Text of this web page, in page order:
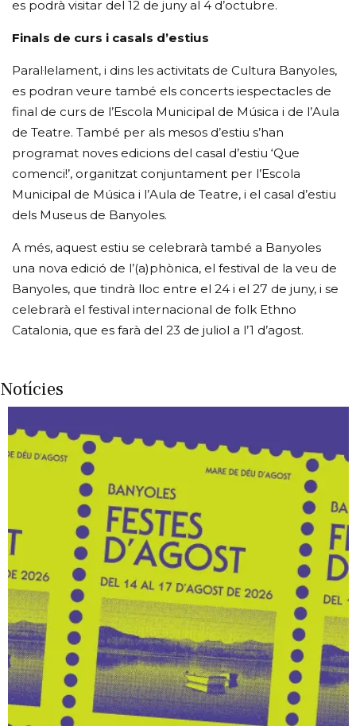
es podrà visitar del 12 de juny al 4 d’octubre.
Finals de curs i casals d’estius
Paral·lelament, i dins les activitats de Cultura Banyoles,
es podran veure també els concerts iespectacles de
final de curs de l’Escola Municipal de Música i de l’Aula
de Teatre. També per als mesos d’estiu s’han
programat noves edicions del casal d’estiu ‘Que
comenci!’, organitzat conjuntament per l’Escola
Municipal de Música i l’Aula de Teatre, i el casal d’estiu
dels Museus de Banyoles.
A més, aquest estiu se celebrarà també a Banyoles
una nova edició de l’(a)phònica, el festival de la veu de
Banyoles, que tindrà lloc entre el 24 i el 27 de juny, i se
celebrarà el festival internacional de folk Ethno
Catalonia, que es farà del 23 de juliol a l’1 d’agost.
Notícies